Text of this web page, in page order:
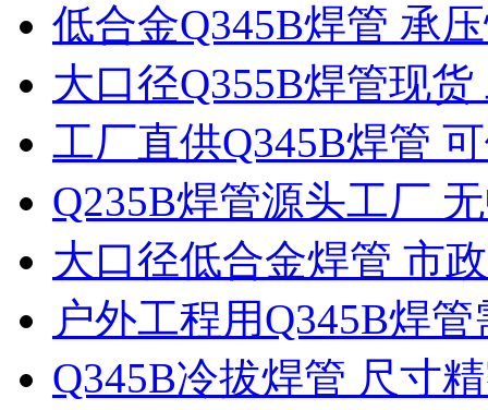
低合金Q345B焊管 承
大口径Q355B焊管现
工厂直供Q345B焊管
Q235B焊管源头工厂
大口径低合金焊管 市
户外工程用Q345B焊
Q345B冷拔焊管 尺寸